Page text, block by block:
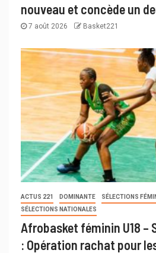
nouveau et concède un
7 août 2026 Basket221
ACTUS 221 DOMINANTE
SÉLECTIONS
SÉLECTIONS NATIONALES
Afrobasket féminin U18 –
: Opération rachat pour